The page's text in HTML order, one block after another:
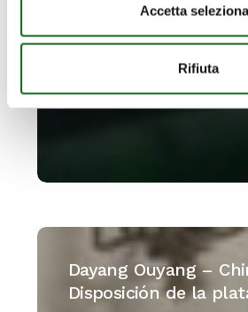
Accetta
Rifiuta
Dayang
OuyangDayang Ouyang –
Disposición de la